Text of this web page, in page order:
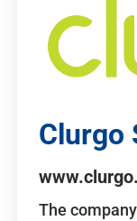
Clurgo
The